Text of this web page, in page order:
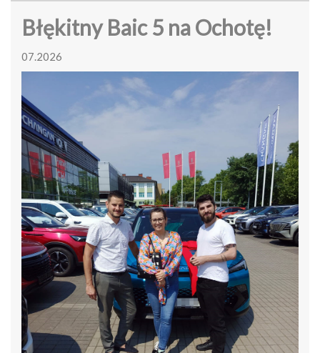
Błękitny Baic 5 na Ochotę!
07.2026